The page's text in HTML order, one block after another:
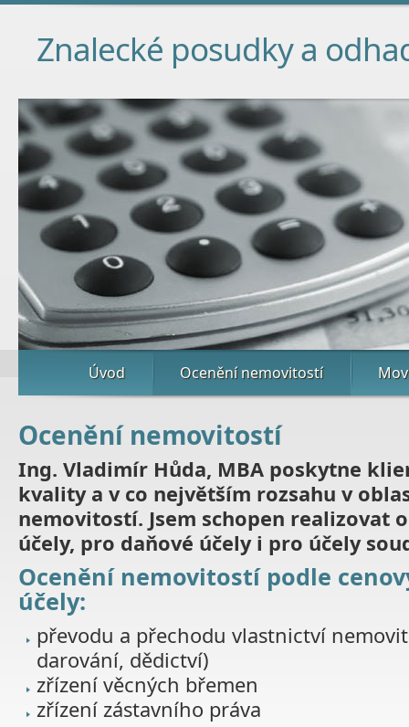
Znalecké posudky a
Úvod Ocenění nemovitostí
Ocenění nemovitostí
Ing. Vladimír Hůda, MBA poskytne
kvality a v co největším rozsahu v
nemovitostí. Jsem schopen realizovat
účely, pro daňové účely i pro účely
Ocenění nemovitostí podle
účely:
převodu a přechodu vlastnictví
darování, dědictví)
zřízení věcných břemen
zřízení zástavního práva